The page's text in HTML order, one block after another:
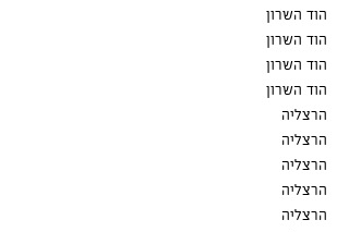
הוד השרון
הוד השרון
הוד השרון
הוד השרון
הרצליה
הרצליה
הרצליה
הרצליה
הרצליה